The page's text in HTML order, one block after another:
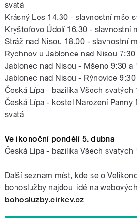
svatá
Krásný Les 14.30 - slavnostní mše
Kryštofovo Údolí 16.30 - slavnostní
Stráž nad Nisou 18.00 - slavnostní
Rychnov u Jablonce nad Nisou
Jablonec nad Nisou - Mšeno 9:30 a
Jablonec nad Nisou - Rýnovice
Česká Lípa - bazilika Všech svatých
Česká Lípa - kostel Narození Panny
svatá
Velikonoční pondělí 5. dubna
Česká Lípa - bazilika Všech svatých
Další seznam míst, kde se o
bohoslužby najdou lidé na
bohosluzby.cirkev.cz